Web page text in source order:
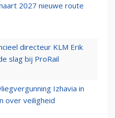
2027 nieuwe route
directeur KLM Erik
slag bij ProRail
Izhavia in
over veiligheid